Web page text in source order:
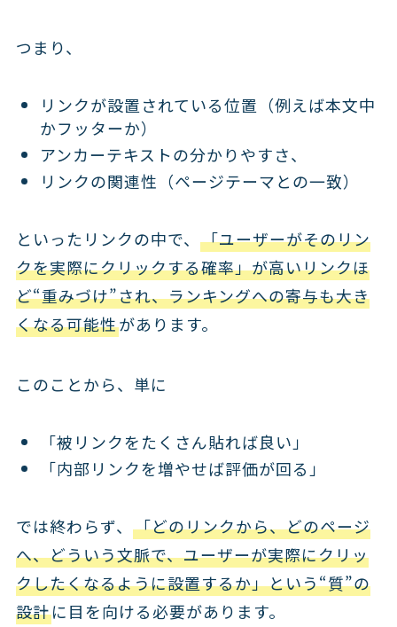
つまり、
リンクが設置されている位置（例えば本文中
かフッターか）
アンカーテキストの分かりやすさ、
リンクの関連性（ページテーマとの一致）
といったリンクの中で、 「ユーザーがそのリン
クを実際にクリックする確率」が高いリンクほ
ど“重みづけ”され、ランキングへの寄与も大き
くなる可能性があります。
このことから、単に
「被リンクをたくさん貼れば良い」
「内部リンクを増やせば評価が回る」
では終わらず、 「どのリンクから、どのページ
へ、どういう文脈で、ユーザーが実際にクリッ
クしたくなるように設置するか」という“質”の
設計に目を向ける必要があります。